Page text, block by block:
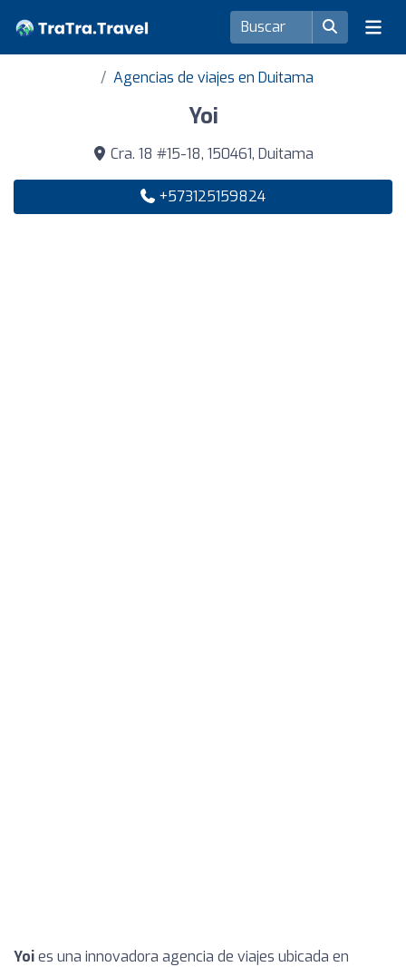
Agencias de viajes en Duitama
Yoi
Cra. 18 #15-18, 150461, Duitama
+573125159824
Yoies una innovadora agencia de viajes ubicada en